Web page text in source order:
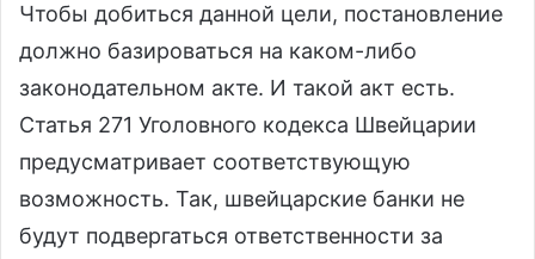
Чтобы добиться данной цели, постановление
должно базироваться на каком-либо
законодательном акте. И такой акт есть.
Статья 271 Уголовного кодекса Швейцарии
предусматривает соответствующую
возможность. Так, швейцарские банки не
будут подвергаться ответственности за